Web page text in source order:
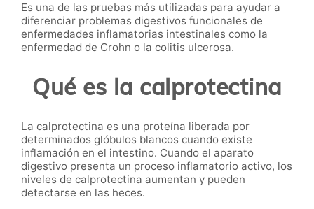
Es una de las pruebas más utilizadas para ayudar a
diferenciar problemas digestivos funcionales de
enfermedades inflamatorias intestinales como la
enfermedad de Crohn o la colitis ulcerosa.
Qué es la calprotectina
La calprotectina es una proteína liberada por
determinados glóbulos blancos cuando existe
inflamación en el intestino. Cuando el aparato
digestivo presenta un proceso inflamatorio activo, los
niveles de calprotectina aumentan y pueden
detectarse en las heces.